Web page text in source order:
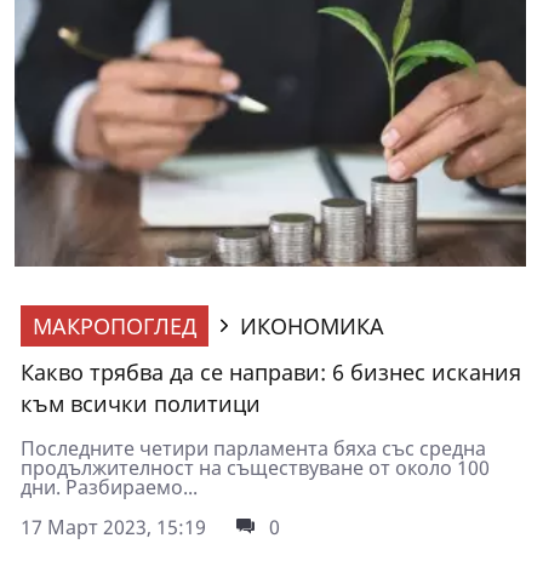
МАКРОПОГЛЕД
ИКОНОМИКА
Какво трябва да се направи: 6 бизнес искания
към всички политици
Последните четири парламента бяха със средна
продължителност на съществуване от около 100
дни. Разбираемо...
17 Март 2023, 15:19
0